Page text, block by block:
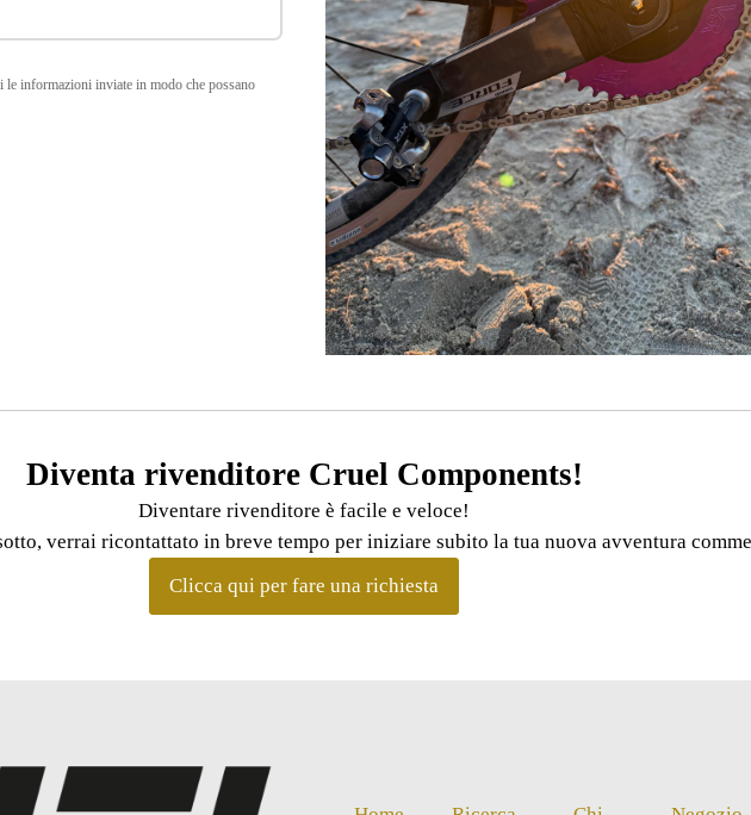
le informazioni inviate in modo che possano
Diventa rivenditore Cruel Components!
Diventare rivenditore è facile e veloce!
verrai ricontattato in breve tempo per iniziare subito la tua nuova avventura
Clicca qui per fare una richiesta